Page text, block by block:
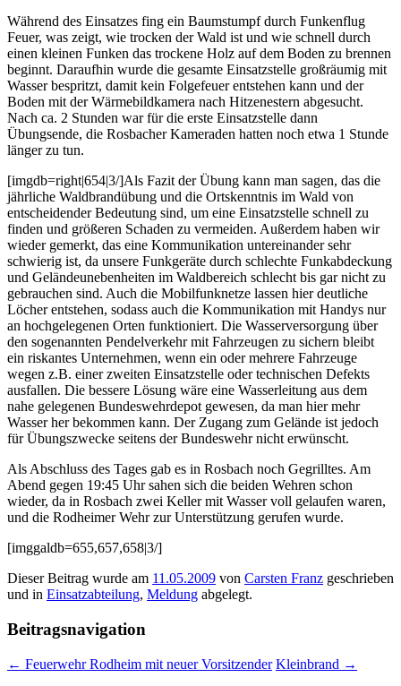
Während des Einsatzes fing ein Baumstumpf durch Funkenflug
Feuer, was zeigt, wie trocken der Wald ist und wie schnell durch
einen kleinen Funken das trockene Holz auf dem Boden zu brennen
beginnt. Daraufhin wurde die gesamte Einsatzstelle großräumig mit
Wasser bespritzt, damit kein Folgefeuer entstehen kann und der
Boden mit der Wärmebildkamera nach Hitzenestern abgesucht.
Nach ca. 2 Stunden war für die erste Einsatzstelle dann
Übungsende, die Rosbacher Kameraden hatten noch etwa 1 Stunde
länger zu tun.
[imgdb=right|654|3/]Als Fazit der Übung kann man sagen, das die
jährliche Waldbrandübung und die Ortskenntnis im Wald von
entscheidender Bedeutung sind, um eine Einsatzstelle schnell zu
finden und größeren Schaden zu vermeiden. Außerdem haben wir
wieder gemerkt, das eine Kommunikation untereinander sehr
schwierig ist, da unsere Funkgeräte durch schlechte Funkabdeckung
und Geländeunebenheiten im Waldbereich schlecht bis gar nicht zu
gebrauchen sind. Auch die Mobilfunknetze lassen hier deutliche
Löcher entstehen, sodass auch die Kommunikation mit Handys nur
an hochgelegenen Orten funktioniert. Die Wasserversorgung über
den sogenannten Pendelverkehr mit Fahrzeugen zu sichern bleibt
ein riskantes Unternehmen, wenn ein oder mehrere Fahrzeuge
wegen z.B. einer zweiten Einsatzstelle oder technischen Defekts
ausfallen. Die bessere Lösung wäre eine Wasserleitung aus dem
nahe gelegenen Bundeswehrdepot gewesen, da man hier mehr
Wasser her bekommen kann. Der Zugang zum Gelände ist jedoch
für Übungszwecke seitens der Bundeswehr nicht erwünscht.
Als Abschluss des Tages gab es in Rosbach noch Gegrilltes. Am
Abend gegen 19:45 Uhr sahen sich die beiden Wehren schon
wieder, da in Rosbach zwei Keller mit Wasser voll gelaufen waren,
und die Rodheimer Wehr zur Unterstützung gerufen wurde.
[imggaldb=655,657,658|3/]
Dieser Beitrag wurde am 11.05.2009 von Carsten Franz geschrieben
und in Einsatzabteilung, Meldung abgelegt.
Beitragsnavigation
← Feuerwehr Rodheim mit neuer Vorsitzender Kleinbrand →